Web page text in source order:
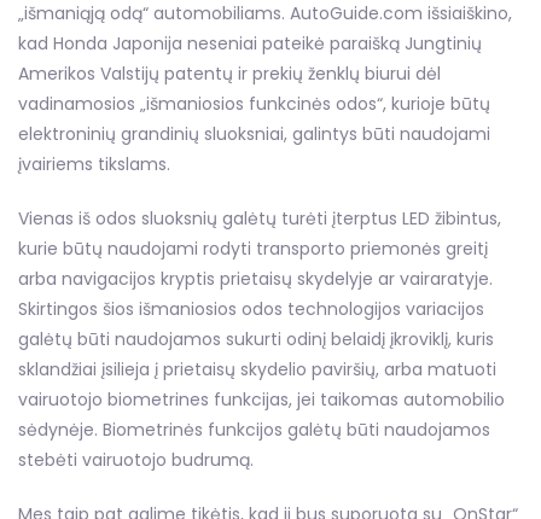
„išmaniąją odą“ automobiliams. AutoGuide.com išsiaiškino,
kad Honda Japonija neseniai pateikė paraišką Jungtinių
Amerikos Valstijų patentų ir prekių ženklų biurui dėl
vadinamosios „išmaniosios funkcinės odos“, kurioje būtų
elektroninių grandinių sluoksniai, galintys būti naudojami
įvairiems tikslams.
Vienas iš odos sluoksnių galėtų turėti įterptus LED žibintus,
kurie būtų naudojami rodyti transporto priemonės greitį
arba navigacijos kryptis prietaisų skydelyje ar vairaratyje.
Skirtingos šios išmaniosios odos technologijos variacijos
galėtų būti naudojamos sukurti odinį belaidį įkroviklį, kuris
sklandžiai įsilieja į prietaisų skydelio paviršių, arba matuoti
vairuotojo biometrines funkcijas, jei taikomas automobilio
sėdynėje. Biometrinės funkcijos galėtų būti naudojamos
stebėti vairuotojo budrumą.